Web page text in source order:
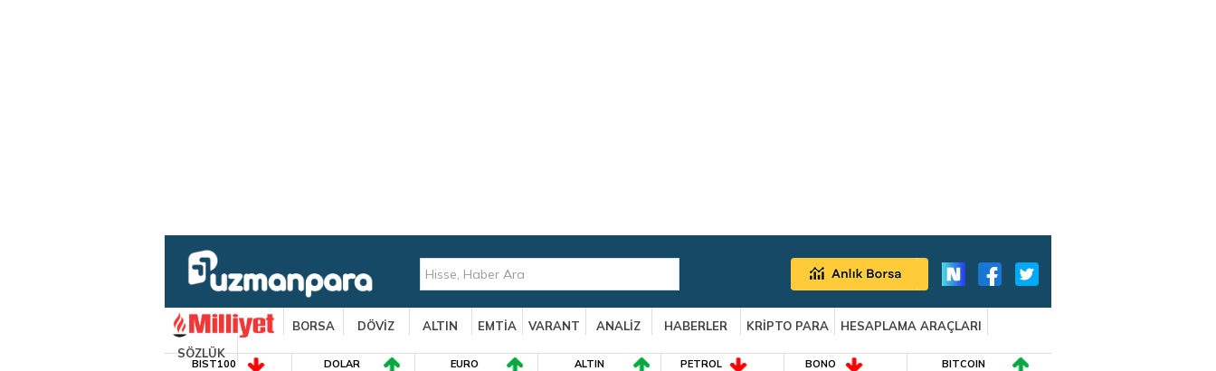
BORSA DÖVİZ ALTIN EMTİA VARANT ANALİZ HABERLER KRİPTO PARA
HESAPLAMA ARAÇLARI
SÖZLÜK
BIST100 DOLAR EURO ALTIN PETROL BONO BITCOIN